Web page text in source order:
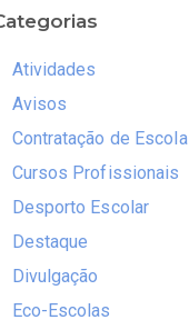
Atividades
Avisos
Contratação de Escola
Cursos Profissionais
Desporto Escolar
Destaque
Divulgação
Eco-Escolas